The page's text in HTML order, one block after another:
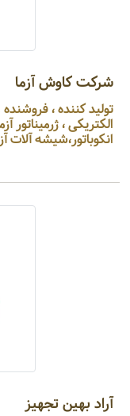
شرکت کاوش آزما
الکتریکی ، ژرمیناتور
انکوباتور،شیشه آلات
آراد بهین تجهیز